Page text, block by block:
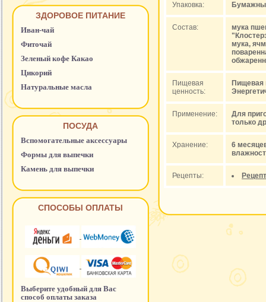
ЗДОРОВОЕ ПИТАНИЕ
Иван-чай
Фиточай
Зеленый кофе Какао
Цикорий
Натуральные масла
ПОСУДА
Вспомогательные аксессуары
Формы для выпечки
Камень для выпечки
СПОСОБЫ ОПЛАТЫ
Выберите удобный для Вас
способ оплаты заказа
Упаковка:
Состав:
мука
мука,
Пищевая
ценность:
Пищевая
Применение:
Для
только
Хранение:
6
Рецепты: